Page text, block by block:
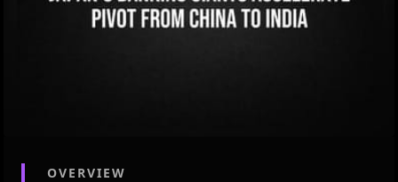
OVERVIEW